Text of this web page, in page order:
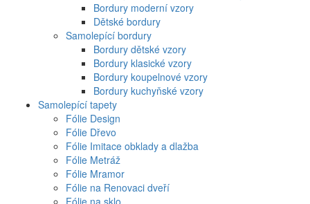
Bordury moderní vzory
Dětské bordury
Samolepící bordury
Bordury dětské vzory
Bordury klasické vzory
Bordury koupelnové vzory
Bordury kuchyňské vzory
Samolepící tapety
Fólie Design
Fólie Dřevo
Fólie Imitace obklady a dlažba
Fólie Metráž
Fólie Mramor
Fólie na Renovaci dveří